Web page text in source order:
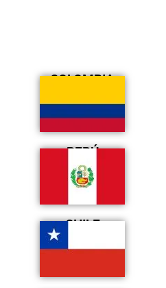
COLOMBIA
PERÚ
CHILE